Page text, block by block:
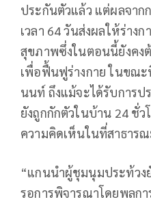
ประกันตัวแล้ว แต่ผลจาก
เวลา 64 วันส่งผลให้ร่าง
สุขภาพซึ่งในตอนนี้ยังคง
เพื่อฟื้นฟูร่างกาย ในขณ
นนท์ ถึงแม้จะได้รับการ
ยังถูกกักตัวในบ้าน 24 ชั่ว
ความคิดเห็นในที่สาธาร
“แกนนำผู้ชุมนุมประท้วง
รอการพิจารณาโดยพลกา